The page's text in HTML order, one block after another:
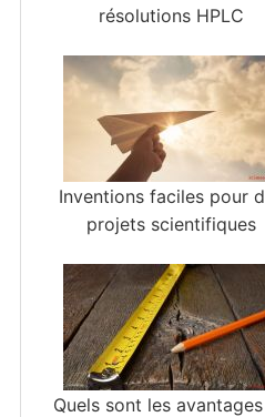
résolutions HPLC
Inventions faciles pour
projets scientifiques
Quels sont les